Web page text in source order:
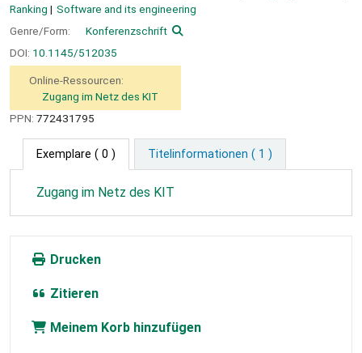
Ranking
Software and its engineering
Genre/Form:
Konferenzschrift
DOI: 10.1145/512035
Online-Ressourcen:
Zugang im Netz des KIT
PPN: 772431795
Exemplare ( 0 ) Titelinformationen ( 1 )
Zugang im Netz des KIT
Drucken
Zitieren
Meinem Korb hinzufügen